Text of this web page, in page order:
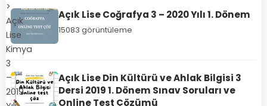
>
Açık
Lise
Kimya
3
–
2019
Açık Lise Coğrafya 3 – 2020 Yılı 1. Dönem
15083 görüntüleme
Açık Lise Din Kültürü ve Ahlak Bilgisi 3
Dersi 2019 1. Dönem Sınav Soruları ve
Online Test Çözümü